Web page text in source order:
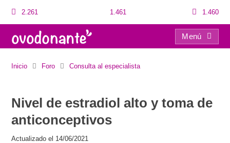
2.261 1.461 1.460
Menú
Inicio Foro Consulta al especialista
Nivel de estradiol alto y toma de
anticonceptivos
Actualizado el 14/06/2021